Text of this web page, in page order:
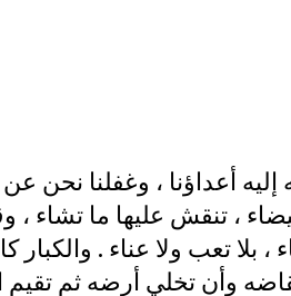
إليه أعداؤنا ، وغفلنا نحن
، تنقش عليها ما تشاء ،
، بلا تعب ولا عناء . والكبار
وأن تخلي أرضه ثم تقيم